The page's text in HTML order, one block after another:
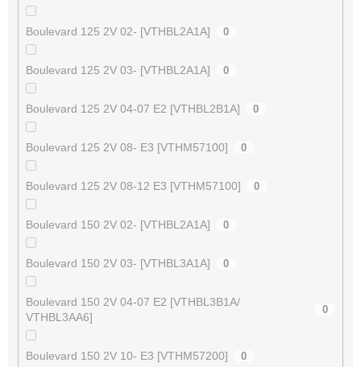
Boulevard 125 2V 02- [VTHBL2A1A] 0
Boulevard 125 2V 03- [VTHBL2A1A] 0
Boulevard 125 2V 04-07 E2 [VTHBL2B1A] 0
Boulevard 125 2V 08- E3 [VTHM57100] 0
Boulevard 125 2V 08-12 E3 [VTHM57100] 0
Boulevard 150 2V 02- [VTHBL2A1A] 0
Boulevard 150 2V 03- [VTHBL3A1A] 0
Boulevard 150 2V 04-07 E2 [VTHBL3B1A/
VTHBL3AA6]
0
Boulevard 150 2V 10- E3 [VTHM57200] 0